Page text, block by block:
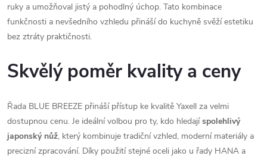
ruky a umožňoval jistý a pohodlný úchop. Tato kombinace
funkčnosti a nevšedního vzhledu přináší do kuchyně svěží estetiku
bez ztráty praktičnosti.
Skvělý poměr kvality a ceny
Řada BLUE BREEZE přináší přístup ke kvalitě Yaxell za velmi
dostupnou cenu. Je ideální volbou pro ty, kdo hledajíspolehlivý
japonský nůž, který kombinuje tradiční vzhled, moderní materiály a
precizní zpracování. Díky použití stejné oceli jako u řady HANA a